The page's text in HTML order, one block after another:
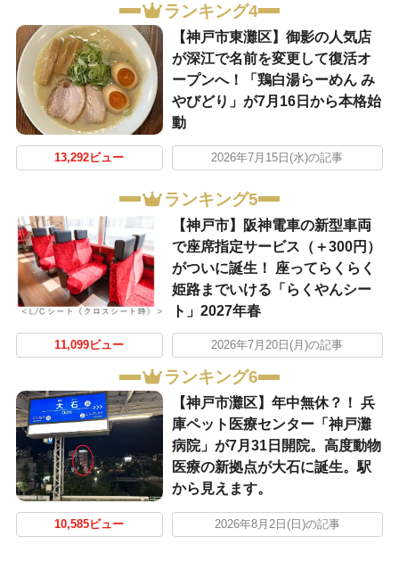
ランキング4
【神戸市東灘区】御影の人気店
が深江で名前を変更して復活オ
ープンへ！「鶏白湯らーめん み
やびどり」が7月16日から本格始
動
13,292ビュー 2026年7月15日(水)の記事
ランキング5
【神戸市】阪神電車の新型車両
で座席指定サービス（＋300円）
がついに誕生！ 座ってらくらく
姫路までいける「らくやんシー
ト」2027年春
11,099ビュー 2026年7月20日(月)の記事
ランキング6
【神戸市灘区】年中無休？！ 兵
庫ペット医療センター「神戸灘
病院」が7月31日開院。高度動物
医療の新拠点が大石に誕生。駅
から見えます。
10,585ビュー 2026年8月2日(日)の記事